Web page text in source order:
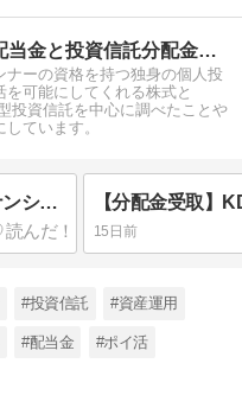
独身投資家の株式配当金と投資信託分配金でセミリタイア生活
ナーの資格を持つ独身の個人投
可能にしてくれる株式と
投資信託を中心に調べたことや
ています。
【債券利子受取】三井住友フィナンシャルグループ第20回劣後債（8316）2026年7月
15日前
#投資信託 #資産運用
#配当金 #ポイ活